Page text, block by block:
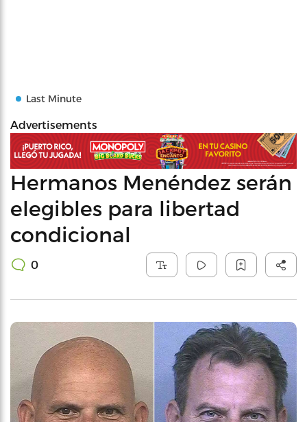
Last Minute
Advertisements
Hermanos Menéndez serán
elegibles para libertad
condicional
0